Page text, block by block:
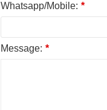
Whatsapp/Mobile: *
Message: *